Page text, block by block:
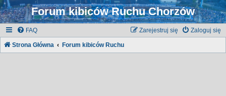
Forum kibiców Ruchu Chorzów
FAQ Zaloguj się
Zarejestruj się
Strona Główna Forum kibiców Ruchu